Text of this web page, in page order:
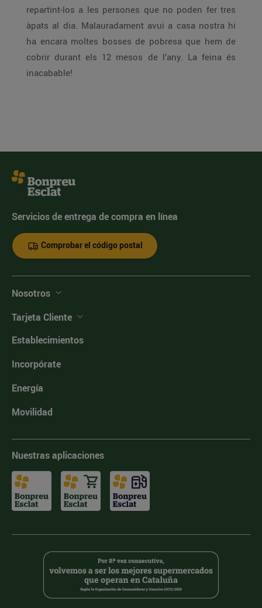
repartint-los a les persones que no poden fer tres
àpats al dia. Malauradament avui a casa nostra hi
ha encara moltes bosses de pobresa que hem de
cobrir durant els 12 mesos de l’any. La feina és
inacabable!
Servicios de entrega de compra en línea
Comprobar el código postal
Nosotros
Tarjeta Cliente
Establecimientos
Incorpórate
Energía
Movilidad
Nuestras aplicaciones